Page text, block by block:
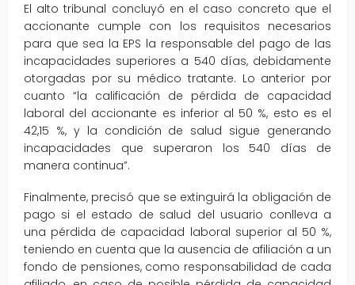
El alto tribunal concluyó en el caso concreto que el
accionante cumple con los requisitos necesarios
para que sea la EPS la responsable del pago de las
incapacidades superiores a 540 días, debidamente
otorgadas por su médico tratante. Lo anterior por
cuanto “la calificación de pérdida de capacidad
laboral del accionante es inferior al 50 %, esto es el
42,15 %, y la condición de salud sigue generando
incapacidades que superaron los 540 días de
manera continua”.
Finalmente, precisó que se extinguirá la obligación de
pago si el estado de salud del usuario conlleva a
una pérdida de capacidad laboral superior al 50 %,
teniendo en cuenta que la ausencia de afiliación a un
fondo de pensiones, como responsabilidad de cada